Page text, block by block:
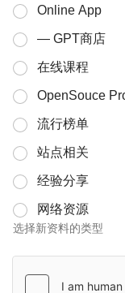
Online App
— GPT商店
在线课程
OpenSouce
流行榜单
站点相关
经验分享
网络资源
选择新资料的类型